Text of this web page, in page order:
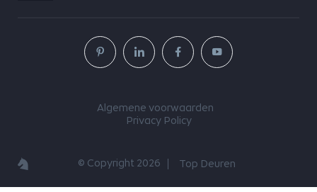
© Copyright 2026 Top Deuren
Algemene voorwaarden
Privacy Policy